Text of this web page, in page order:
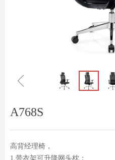
ꁆ
A768S
高背经理椅，
1.带衣架可升降网头枕；